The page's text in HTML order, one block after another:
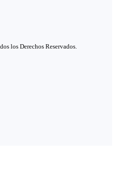
los Derechos Reservados.